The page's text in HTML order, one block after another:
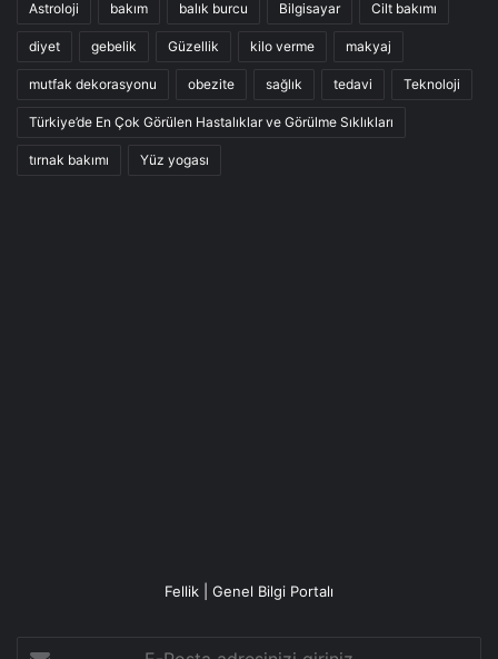
Astroloji bakım balık burcu Bilgisayar Cilt bakımı
diyet gebelik Güzellik kilo verme makyaj
mutfak dekorasyonu obezite sağlık tedavi Teknoloji
Türkiye’de En Çok Görülen Hastalıklar ve Görülme Sıklıkları
tırnak bakımı Yüz yogası
Fellik | Genel Bilgi Portalı